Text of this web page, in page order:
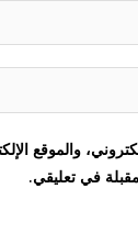
والموقع
في تعليقي.